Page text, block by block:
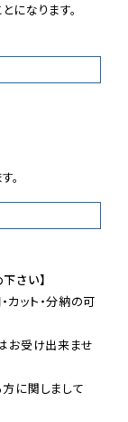
になります。
。
さい】
ット・分納の可
お受け出来ませ
に関しまして